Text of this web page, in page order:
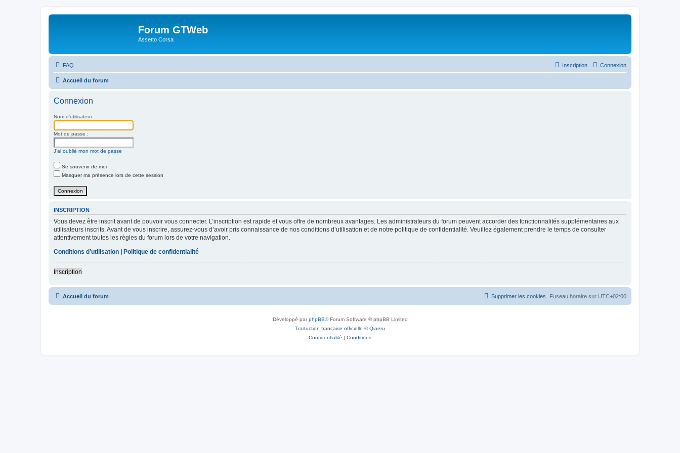
Forum GTWeb
Assetto Corsa
FAQ Connexion
Inscription
Accueil du forum
Connexion
Nom d’utilisateur :
Mot de passe :
J’ai oublié mon mot de passe
Se souvenir de moi
Masquer ma présence lors de cette session
INSCRIPTION
Vous devez être inscrit avant de pouvoir vous connecter. L’inscription est rapide et vous offre de nombreux avantages. Les administrateurs du forum peuvent accorder des fonctionnalités supplémentaires aux
utilisateurs inscrits. Avant de vous inscrire, assurez-vous d’avoir pris connaissance de nos conditions d’utilisation et de notre politique de confidentialité. Veuillez également prendre le temps de consulter
attentivement toutes les règles du forum lors de votre navigation.
Conditions d’utilisation
Politique de confidentialité
Inscription
Accueil du forum Fuseau horaire sur UTC+02:00
Supprimer les cookies
Développé parphpBB® Forum Software © phpBB Limited
Traduction française officielle ©Qiaeru
Confidentialité | Conditions